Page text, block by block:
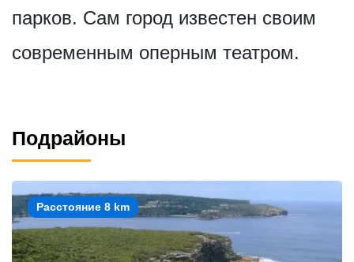
парков. Сам город известен своим
современным оперным театром.
Подрайоны
Расстояние 8 km